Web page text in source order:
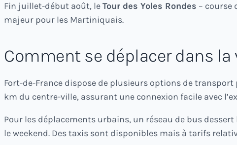
Fin juillet-début août, leTour des Yoles Rondes – course
majeur pour les Martiniquais.
Comment se déplacer dans
Fort-de-France dispose de plusieurs options de transport
km du centre-ville, assurant une connexion facile avec
Pour les déplacements urbains, un réseau de bus
le weekend. Des taxis sont disponibles mais à tarifs